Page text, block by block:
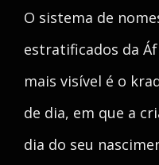
O sistema de
estratificados da
mais visível é o
de dia, em que a
dia do seu